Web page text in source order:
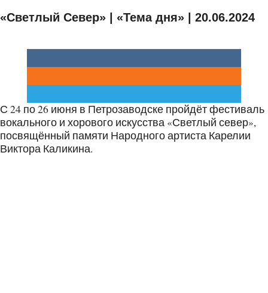
«Светлый Север» | «Тема дня» | 20.06.2024
С 24 по 26 июня в Петрозаводске пройдёт фестиваль
вокального и хорового искусства «Светлый север»,
посвящённый памяти Народного артиста Карелии
Виктора Каликина.